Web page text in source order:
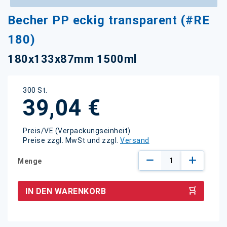
Becher PP eckig transparent (#RE
180)
180x133x87mm 1500ml
300 St.
39,04 €
Preis/VE (Verpackungseinheit)
Preise zzgl. MwSt und zzgl. Versand
Menge
IN DEN WARENKORB
Anfang
der
Bildgalerie
springen